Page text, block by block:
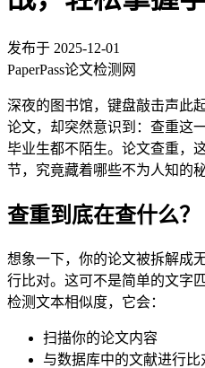
发布于 2025-12-01
PaperPass论文检测网
深夜的图书馆，键盘敲击声此
论文，却突然意识到：查重这
毕业生都不陌生。论文查重，
节，究竟藏着哪些不为人知的秘
查重到底在查什么？
想象一下，你的论文被拆解成
行比对。这可不是简单的文字
检测文本相似度，它会：
扫描你的论文内容
与数据库中的文献进行比